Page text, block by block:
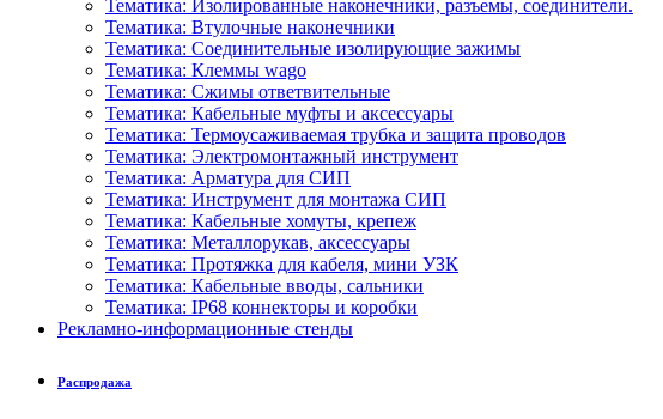
Тематика: Изолированные наконечники, разъемы, соединители.
Тематика: Втулочные наконечники
Тематика: Соединительные изолирующие зажимы
Тематика: Клеммы wago
Тематика: Сжимы ответвительные
Тематика: Кабельные муфты и аксессуары
Тематика: Термоусаживаемая трубка и защита проводов
Тематика: Электромонтажный инструмент
Тематика: Арматура для СИП
Тематика: Инструмент для монтажа СИП
Тематика: Кабельные хомуты, крепеж
Тематика: Металлорукав, аксессуары
Тематика: Протяжка для кабеля, мини УЗК
Тематика: Кабельные вводы, сальники
Тематика: IP68 коннекторы и коробки
Рекламно-информационные стенды
Распродажа